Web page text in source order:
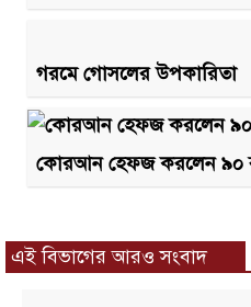
গরমে গোসলের উপকারিতা
কোরআন হেফজ করলেন ৯০
এই বিভাগের আরও সংবাদ